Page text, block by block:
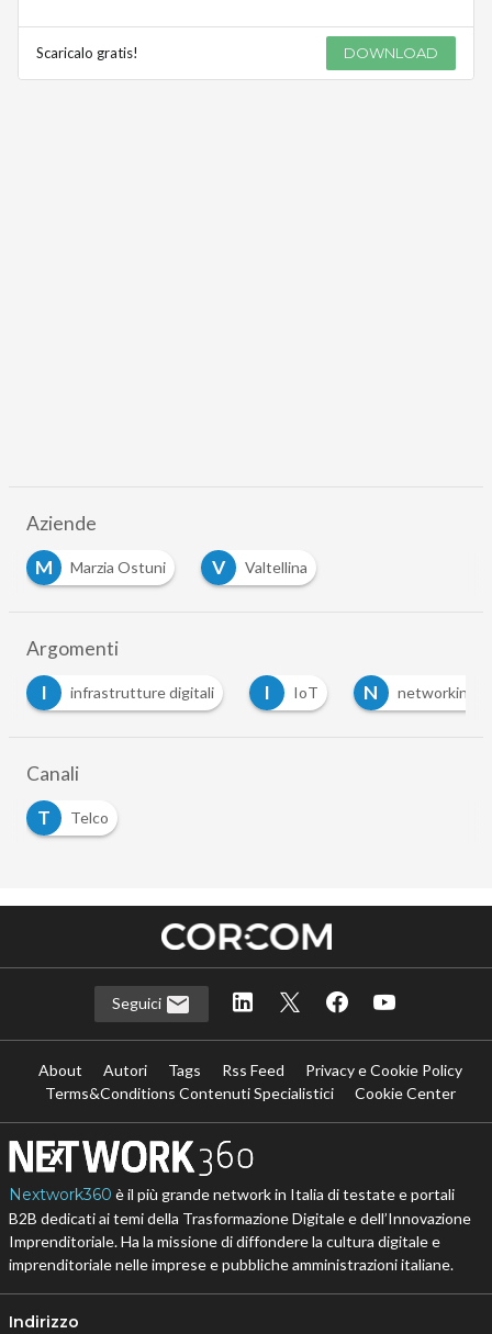
Scaricalo gratis! DOWNLOAD
Aziende
M
Marzia Ostuni V Valtellina
Argomenti
infrastrutture digitali IoT N networking
Canali
T
Telco
Seguici
About Autori Tags Rss Feed
Privacy e Cookie Policy
Terms&Conditions Contenuti Specialistici
Cookie Center
Nextwork360 è il più grande network in Italia di testate e portali
B2B dedicati ai temi della Trasformazione Digitale e dell’Innovazione
Imprenditoriale. Ha la missione di diffondere la cultura digitale e
imprenditoriale nelle imprese e pubbliche amministrazioni italiane.
Indirizzo